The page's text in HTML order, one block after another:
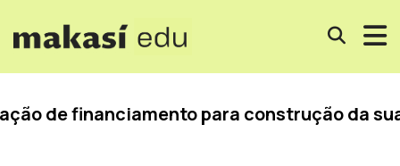
de financiamento para construção da